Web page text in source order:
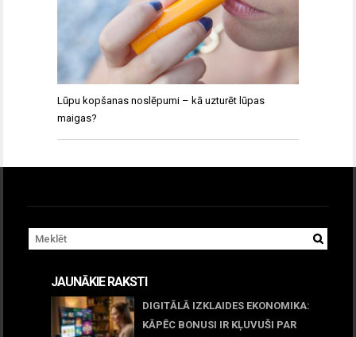
Lūpu kopšanas noslēpumi – kā uzturēt lūpas
maigas?
JAUNĀKIE RAKSTI
DIGITĀLĀ IZKLAIDES EKONOMIKA:
KĀPĒC BONUSI IR KĻUVUŠI PAR